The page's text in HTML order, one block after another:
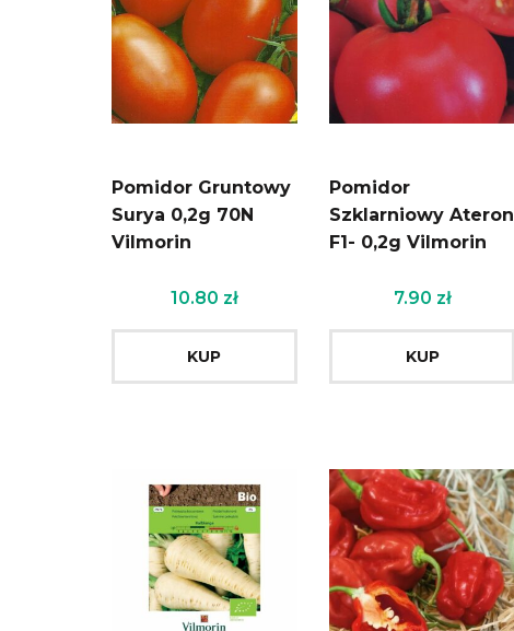
Pomidor Gruntowy
Surya 0,2g 70N
Vilmorin
10.80 zł
KUP
Pomidor
Szklarniowy Ateron
F1- 0,2g Vilmorin
7.90 zł
KUP